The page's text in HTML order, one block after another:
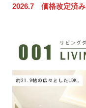
2026.7 価格改定済み